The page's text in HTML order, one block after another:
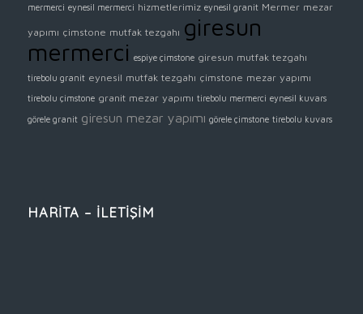
mermerci eynesil mermerci hizmetlerimiz eynesil granit Mermer mezar
yapımı çimstone mutfak tezgahı giresun
mermerci espiye çimstone giresun mutfak tezgahı
tirebolu granit eynesil mutfak tezgahı çimstone mezar yapımı
tirebolu çimstone granit mezar yapımı tirebolu mermerci eynesil kuvars
görele granit giresun mezar yapımı görele çimstone tirebolu kuvars
HARİTA – İLETİŞİM